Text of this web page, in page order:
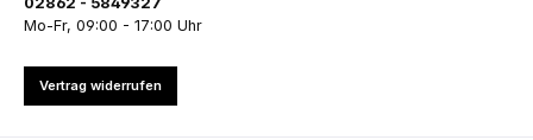
Mo-Fr, 09:00 - 17:00 Uhr
Vertrag widerrufen